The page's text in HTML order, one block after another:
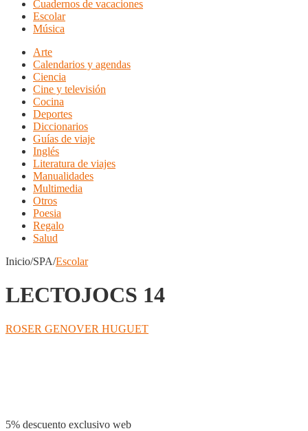
Cuadernos de vacaciones
Escolar
Música
Arte
Calendarios y agendas
Ciencia
Cine y televisión
Cocina
Deportes
Diccionarios
Guías de viaje
Inglés
Literatura de viajes
Manualidades
Multimedia
Otros
Poesia
Regalo
Salud
Inicio/SPA/Escolar
LECTOJOCS 14
ROSER GENOVER HUGUET
5% descuento exclusivo web